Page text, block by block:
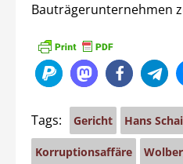
Bauträgerunternehmen
Tags: Gericht Hans
Korruptionsaffäre